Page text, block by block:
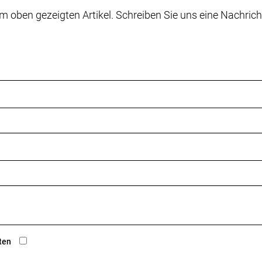
Powerfly für noch epischere Abenteuer mit einem
Carbon, Removable Integrated Battery (RIB 2.0),
Steuersatz, per Mino Link verstellbare
12-mm-Stec
oben gezeigten Artikel. Schreiben Sie uns eine